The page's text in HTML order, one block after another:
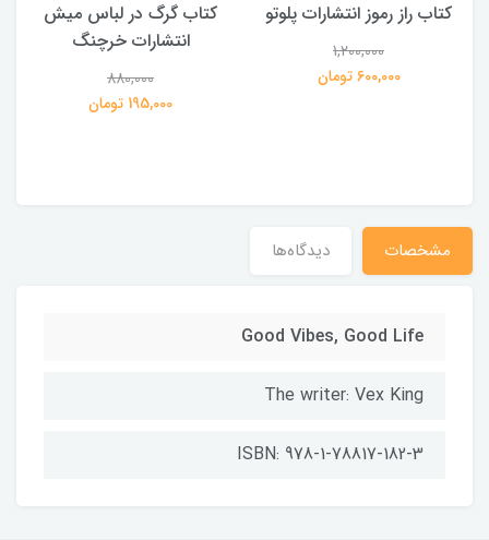
کتاب راز رموز انتشارات پلوتو
1,200,000
600,000 تومان
کتاب گرگ در لباس میش
انتشارات خرچنگ
880,000
195,000 تومان
مشخصات دیدگاه‌ها
Good Vibes, Good Life
The writer: Vex King
ISBN: 978-1-78817-182-3